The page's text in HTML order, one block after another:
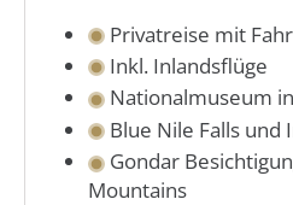
Privatreise mit
Inkl. Inlandsflüge
Nationalmuseum
Blue Nile Falls und
Gondar
Mountains